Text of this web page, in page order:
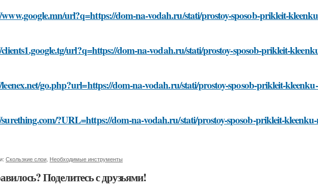
url?q=https://dom-na-vodah.ru/stati/prostoy-sposob-prikleit-
url?q=https://dom-na-vodah.ru/stati/prostoy-sposob-prikleit-
go.php?url=https://dom-na-vodah.ru/stati/prostoy-sposob-prikleit-
?URL=https://dom-na-vodah.ru/stati/prostoy-sposob-prikleit-
Скользкие слои Необходимые инструменты
Поделитесь с друзьями!